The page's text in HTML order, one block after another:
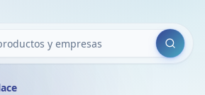
Buscar